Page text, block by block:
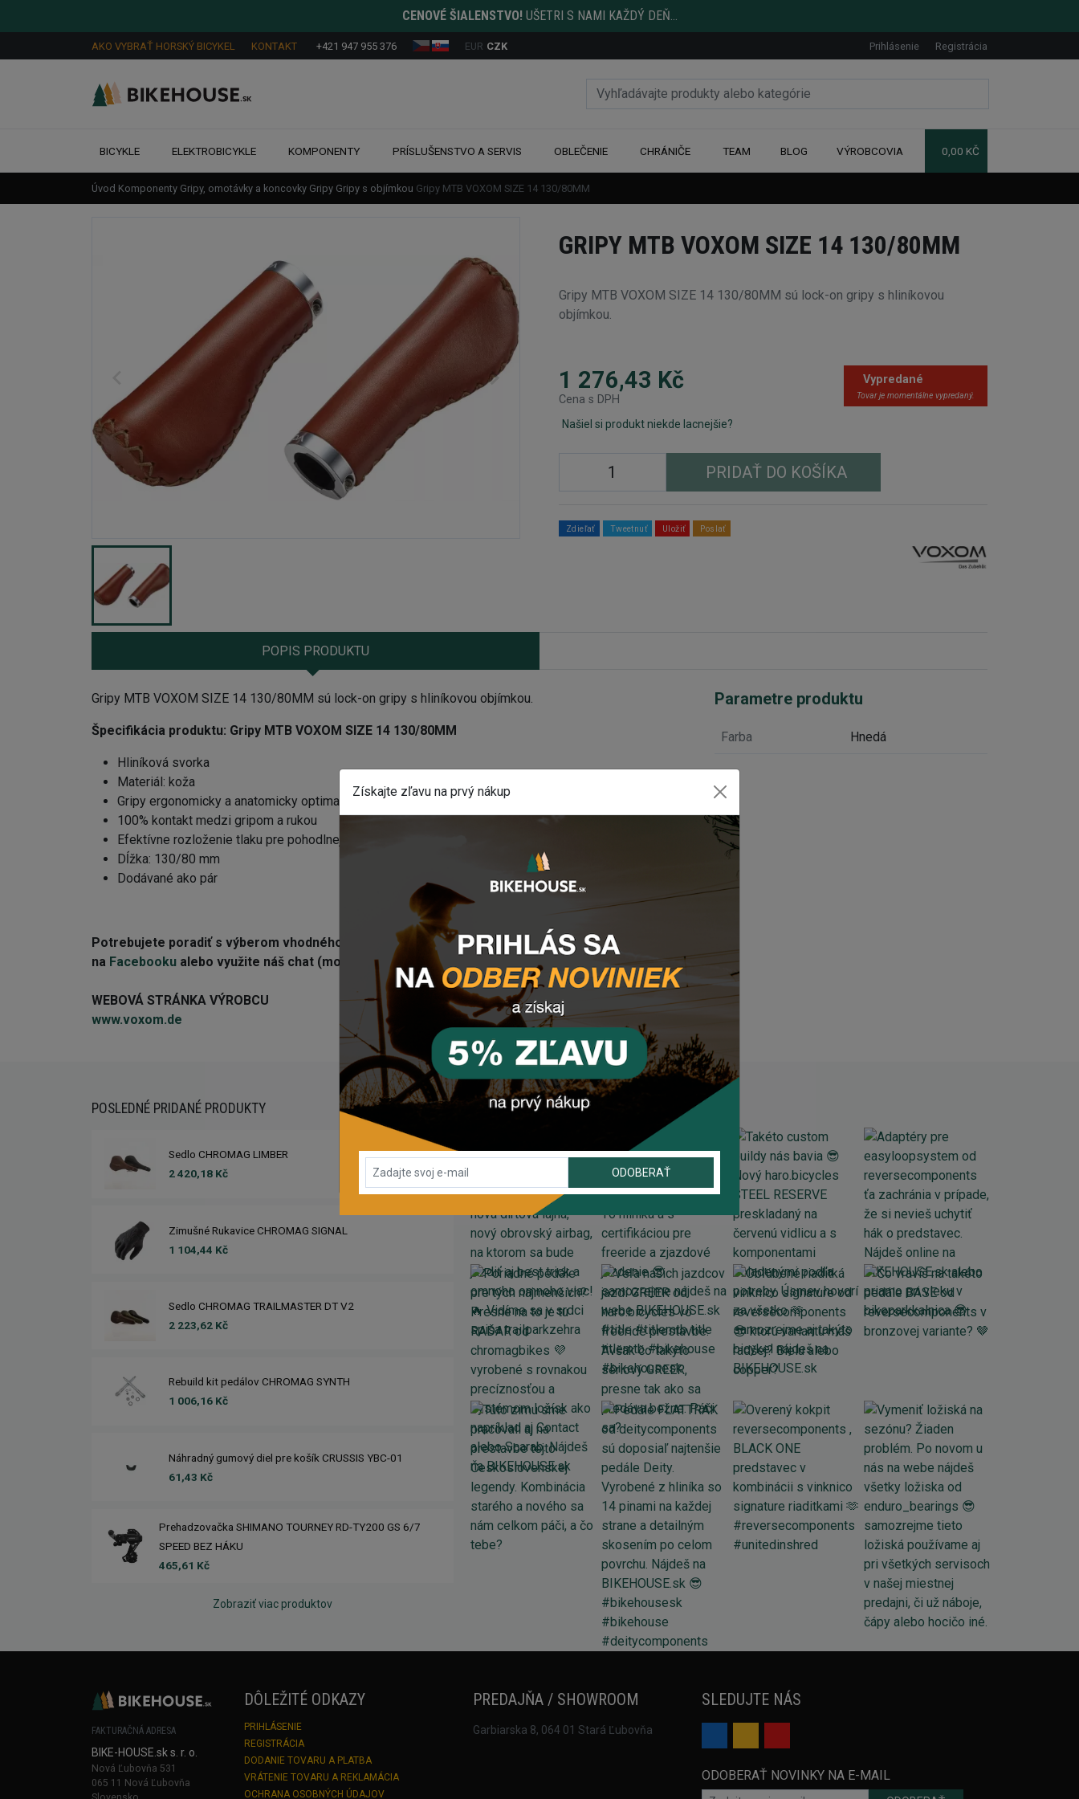
CENOVÉ ŠIALENSTVO! UŠETRI S NAMI KAŽDÝ DEŇ...
AKO VYBRAŤ HORSKÝ BICYKEL KONTAKT +421 947 955 376 EUR CZK Prihlásenie Registrácia
BICYKLE ELEKTROBICYKLE KOMPONENTY PRÍSLUŠENSTVO A SERVIS OBLEČENIE CHRÁNIČE TEAM BLOG VÝROBCOVIA 0,00 KČ
Úvod Komponenty Gripy, omotávky a koncovky Gripy Gripy s objímkou Gripy MTB VOXOM SIZE 14 130/80MM
GRIPY MTB VOXOM SIZE 14 130/80MM
Gripy MTB VOXOM SIZE 14 130/80MM sú lock-on gripy s hliníkovou
objímkou.
1 276,43 Kč
Cena s DPH
Vypredané
Tovar je momentálne vypredaný.
Našiel si produkt niekde lacnejšie?
PRIDAŤ DO KOŠÍKA
Zdieľať Tweetnuť Uložiť Poslať
POPIS PRODUKTU
Gripy MTB VOXOM SIZE 14 130/80MM sú lock-on gripy s hliníkovou objímkou.
Špecifikácia produktu: Gripy MTB VOXOM SIZE 14 130/80MM
Hliníková svorka
Materiál: koža
Gripy ergonomicky a anatomicky optimalizované
100% kontakt medzi gripom a rukou
Efektívne rozloženie tlaku pre pohodlnejšiu jazdu
Dĺžka: 130/80 mm
Dodávané ako pár
Potrebujete poradiť s výberom vhodného komponentu? Zanechajte nám email, správu
na Facebooku alebo využite náš chat (modré tlačidlo vpravo dole).
WEBOVÁ STRÁNKA VÝROBCU
www.voxom.de
Parametre produktu
Farba Hnedá
POSLEDNÉ PRIDANÉ PRODUKTY
Sedlo CHROMAG LIMBER
2 420,18 Kč
Zimušné Rukavice CHROMAG SIGNAL
1 104,44 Kč
Sedlo CHROMAG TRAILMASTER DT V2
2 223,62 Kč
Rebuild kit pedálov CHROMAG SYNTH
1 006,16 Kč
Náhradný gumový diel pre košík CRUSSIS YBC-01
61,43 Kč
Prehadzovačka SHIMANO TOURNEY RD-TY200 GS 6/7
SPEED BEZ HÁKU
465,61 Kč
Zobraziť viac produktov
INSTAGRAM #BIKEHOUSESK
FAKTURAČNÁ ADRESA
BIKE-HOUSE.sk s. r. o.
Nová Ľubovňa 531
065 11 Nová Ľubovňa
DÔLEŽITÉ ODKAZY
PRIHLÁSENIE
REGISTRÁCIA
DODANIE TOVARU A PLATBA
VRÁTENIE TOVARU A REKLAMÁCIA
OCHRANA OSOBNÝCH ÚDAJOV
PREDAJŇA / SHOWROOM
Garbiarska 8, 064 01 Stará Ľubovňa
SLEDUJTE NÁS
ODOBERAŤ NOVINKY NA E-MAIL
Získajte zľavu na prvý nákup
ODOBERAŤ